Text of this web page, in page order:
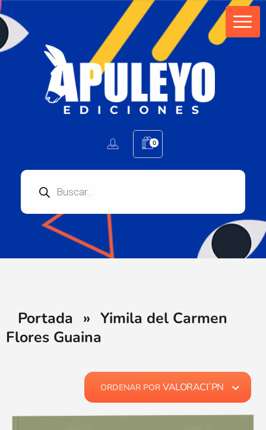
0
Portada » Yimila del Carmen
Flores Guaina
ORDENAR PORVALORACI´PN